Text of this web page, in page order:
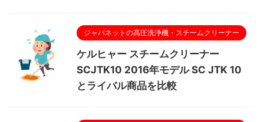
ジャパネットの高圧洗浄機・スチームクリーナー
ケルヒャー スチームクリーナー
SCJTK10 2016年モデル SC JTK 10
とライバル商品を比較